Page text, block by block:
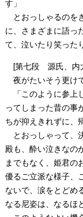
す」
とおっしゃるのを
に、さまざまに語っ
て、泣いたり笑った
[第七段 源氏、内
夜がたいそう更け
「このように参上
ってしまった昔の事
ちが抑えきれずに、
とおっしゃって、
殿も、酔い泣きなの
までもなく、姫君の
優るご立派な様子、
ないで、涙をとどめ
なる尼姿は、なるほ